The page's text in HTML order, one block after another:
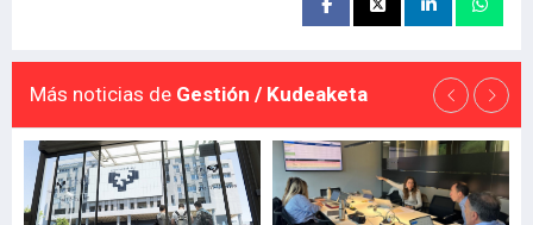
Más noticias de Gestión / Kudeaketa